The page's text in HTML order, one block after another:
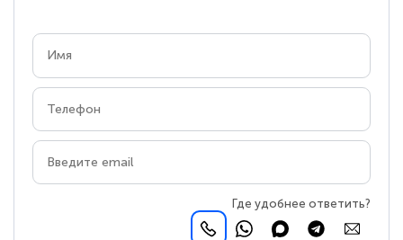
Где удобнее ответить?